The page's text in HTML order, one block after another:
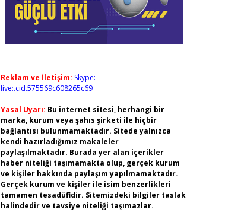
Reklam ve İletişim: Skype:
live:.cid.575569c608265c69
Yasal Uyarı: Bu internet sitesi, herhangi bir
marka, kurum veya şahıs şirketi ile hiçbir
bağlantısı bulunmamaktadır. Sitede yalnızca
kendi hazırladığımız makaleler
paylaşılmaktadır. Burada yer alan içerikler
haber niteliği taşımamakta olup, gerçek kurum
ve kişiler hakkında paylaşım yapılmamaktadır.
Gerçek kurum ve kişiler ile isim benzerlikleri
tamamen tesadüfidir. Sitemizdeki bilgiler taslak
halindedir ve tavsiye niteliği taşımazlar.